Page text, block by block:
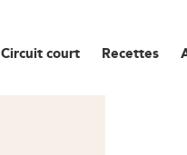
Circuit court Recettes